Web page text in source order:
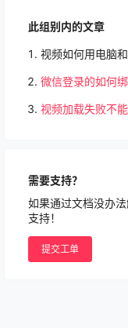
此组别内的文章
视频如何用电脑
微信登录的如何
视频加载失败不
需要支持？
如果通过文档没办
支持！
提交工单